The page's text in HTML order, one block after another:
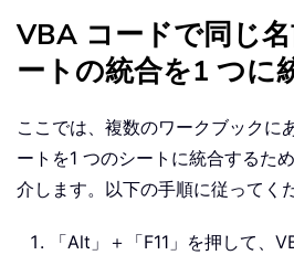
VBA コードで同じ
ートの統合を1 つに
ここでは、複数のワークブックに
ートを1 つのシートに統合するた
介します。以下の手順に従ってく
「Alt」＋「F11」を押して、